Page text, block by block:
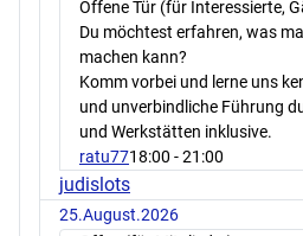
Offene Tür (für Interessierte,
Du möchtest erfahren, was
machen kann?
Komm vorbei und lerne uns
und unverbindliche Führung
und Werkstätten inklusive.
ratu7718:00 - 21:00
judislots
25.August.2026